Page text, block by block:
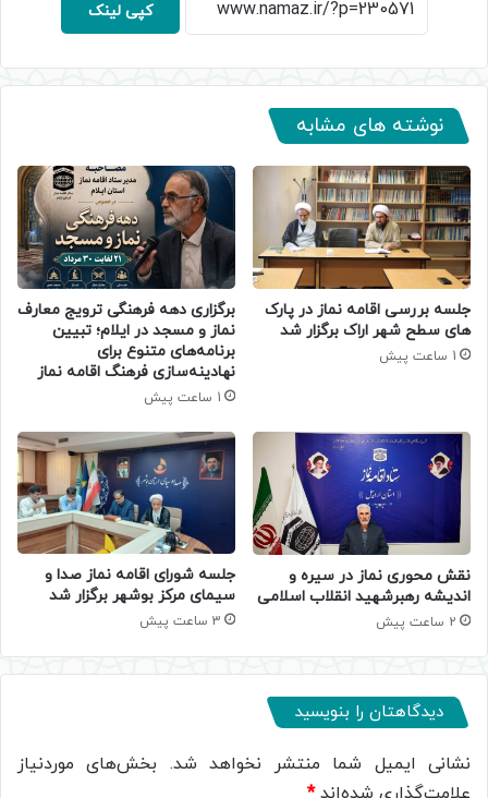
کپی لینک
نوشته های مشابه
جلسه بررسی اقامه نماز در پارک
های سطح شهر اراک برگزار شد
1 ساعت پیش
برگزاری دهه فرهنگی ترویج معارف
نماز و مسجد در ایلام؛ تبیین
برنامه‌های متنوع برای
نهادینه‌سازی فرهنگ اقامه نماز
1 ساعت پیش
نقش محوری نماز در سیره و
اندیشه رهبرشهید انقلاب اسلامی
2 ساعت پیش
جلسه شورای اقامه نماز صدا و
سیمای مرکز بوشهر برگزار شد
3 ساعت پیش
دیدگاهتان را بنویسید
نشانی ایمیل شما منتشر نخواهد شد. بخش‌های موردنیاز